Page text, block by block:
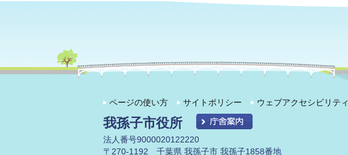
ページの使い方 サイトポリシー ウェブアクセシビリティ
我孫子市役所
法人番号9000020122220
〒270-1192 千葉県 我孫子市 我孫子1858番地